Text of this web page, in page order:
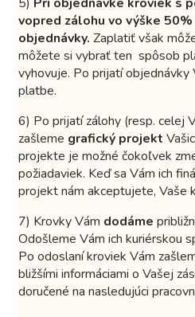
5) Pri objednávke kroviek s
vopred zálohu vo výške
objednávky. Zaplatiť však
môžete si vybrať ten spôsob
vyhovuje. Po prijatí
platbe.
6) Po prijatí zálohy (resp. celej
zašleme grafický projekt
projekte je možné čokoľvek
požiadaviek. Keď sa Vám ich
projekt nám akceptujete, Vaše
7) Krovky Vám dodáme
Odošleme Vám ich kuriérskou
Po odoslaní kroviek Vám
bližšími informáciami o Vašej
doručené na nasledujúci